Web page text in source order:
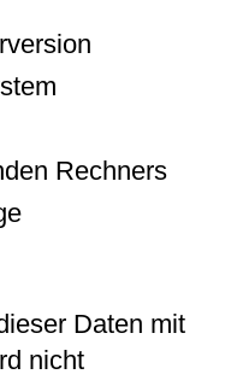
Rechners
Daten mit
nicht